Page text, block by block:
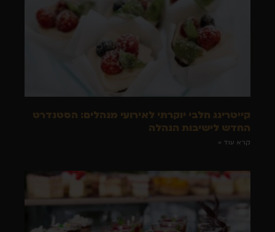
קייטרינג חלבי יוקרתי לאירועי מנהלים: הסטנדרט
החדש לישיבות הנהלה
קרא עוד »